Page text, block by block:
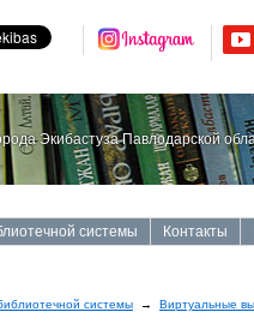
Экибастуза Павлодарской
системы Контакты
системы → Виртуальные